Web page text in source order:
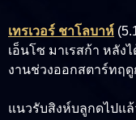
เทรเวอร์ ชาโลบาห์
เอ็นโซ มาเรสก้า หลัง
งานช่วงออกสตาร์ทฤ
แนวรับสิงห์บลูกดไปแ